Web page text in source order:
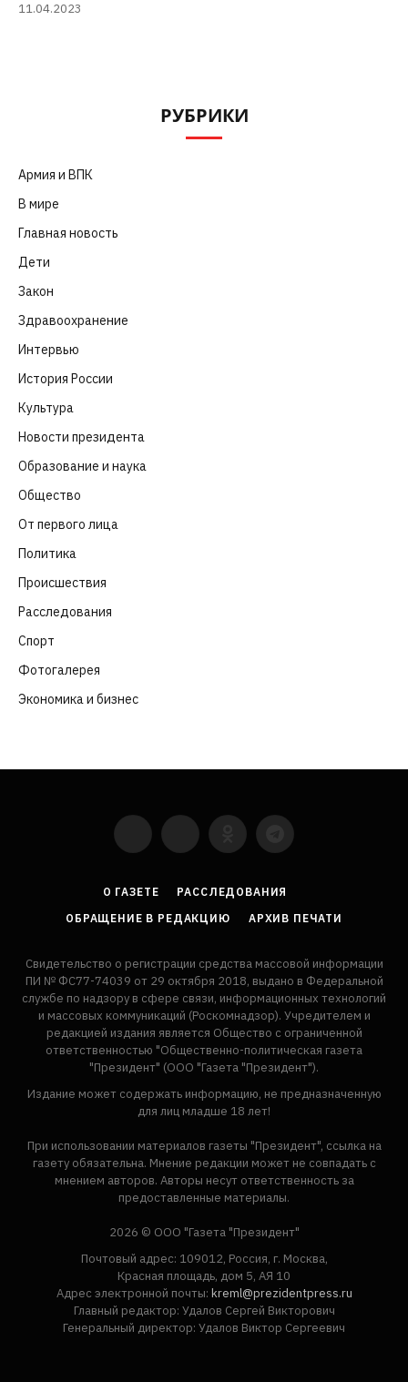
11.04.2023
РУБРИКИ
Армия и ВПК
В мире
Главная новость
Дети
Закон
Здравоохранение
Интервью
История России
Культура
Новости президента
Образование и наука
Общество
От первого лица
Политика
Происшествия
Расследования
Спорт
Фотогалерея
Экономика и бизнес
YouTubeVKontakte
LinkedInFlickr
О ГАЗЕТЕ
РАССЛЕДОВАНИЯ
ОБРАЩЕНИЕ В РЕДАКЦИЮ
АРХИВ ПЕЧАТИ
Свидетельство о регистрации средства массовой информации
ПИ № ФС77-74039 от 29 октября 2018, выдано в Федеральной
службе по надзору в сфере связи, информационных технологий
и массовых коммуникаций (Роскомнадзор). Учредителем и
редакцией издания является Общество с ограниченной
ответственностью "Общественно-политическая газета
"Президент" (ООО "Газета "Президент").
Издание может содержать информацию, не предназначенную
для лиц младше 18 лет!
При использовании материалов газеты "Президент", ссылка на
газету обязательна. Мнение редакции может не совпадать с
мнением авторов. Авторы несут ответственность за
предоставленные материалы.
2026 © ООО "Газета "Президент"
Почтовый адрес: 109012, Россия, г. Москва,
Красная площадь, дом 5, АЯ 10
Адрес электронной почты: kreml@prezidentpress.ru
Главный редактор: Удалов Сергей Викторович
Генеральный директор: Удалов Виктор Сергеевич